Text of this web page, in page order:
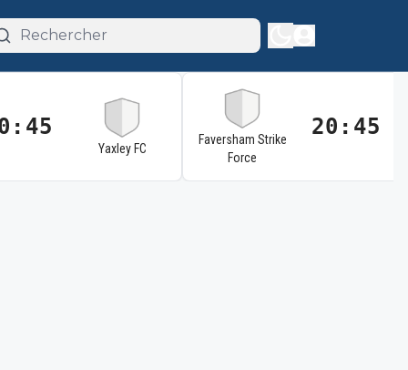
Yaxley FC
Faversham Strike
Force
20:45